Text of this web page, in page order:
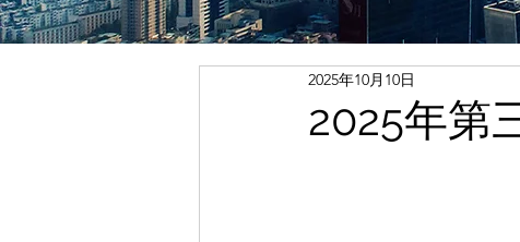
2025年第
2025年10月10日